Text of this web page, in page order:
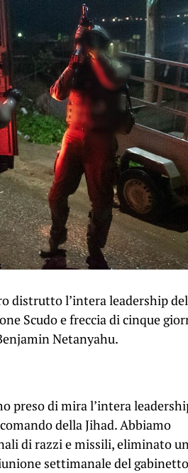
distrutto l’intera leadership
Scudo e freccia di cinque
Netanyahu.
preso di mira l’intera
della Jihad. Abbiamo
di razzi e missili, eliminato
settimanale del